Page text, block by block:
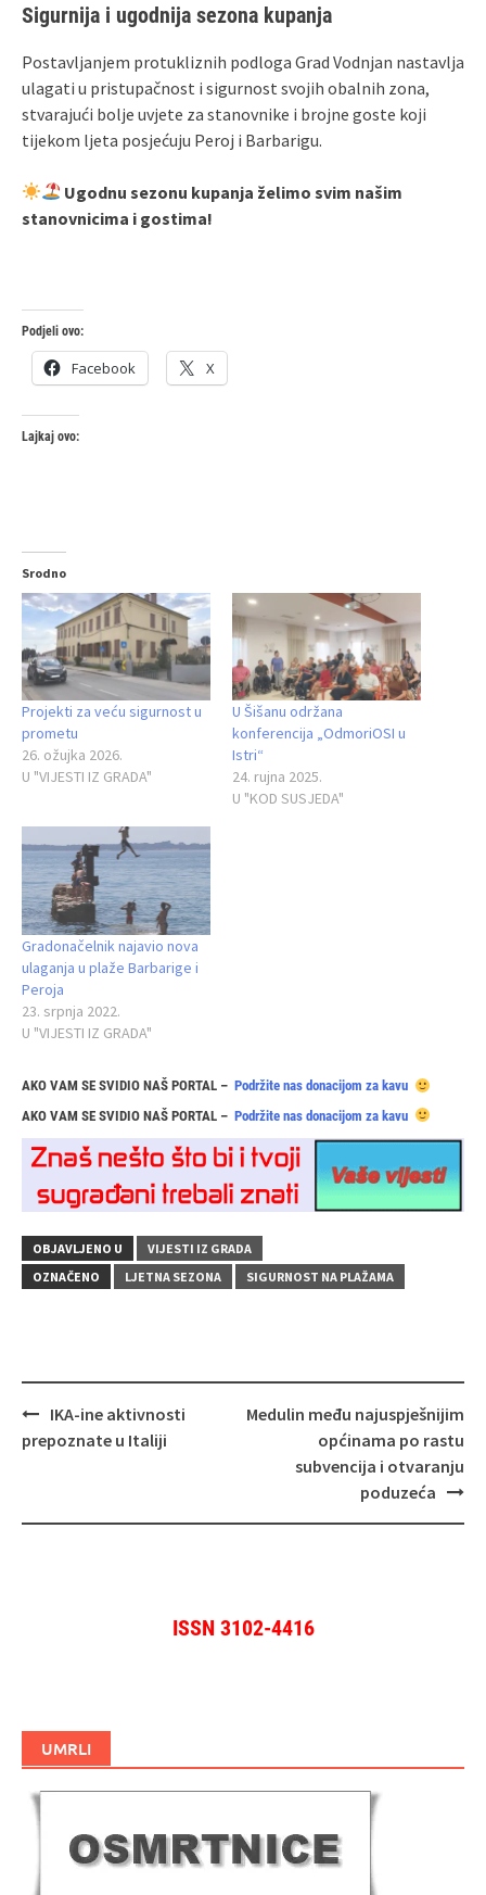
Sigurnija i ugodnija sezona kupanja
Postavljanjem protukliznih podloga Grad Vodnjan nastavlja
ulagati u pristupačnost i sigurnost svojih obalnih zona,
stvarajući bolje uvjete za stanovnike i brojne goste koji
tijekom ljeta posjećuju Peroj i Barbarigu.
Ugodnu sezonu kupanja želimo svim našim
stanovnicima i gostima!
Podjeli ovo:
Facebook X
Lajkaj ovo:
Srodno
Projekti za veću sigurnost u
prometu
26. ožujka 2026.
U "VIJESTI IZ GRADA"
U Šišanu održana
konferencija „OdmoriOSI u
Istri“
24. rujna 2025.
U "KOD SUSJEDA"
Gradonačelnik najavio nova
ulaganja u plaže Barbarige i
Peroja
23. srpnja 2022.
U "VIJESTI IZ GRADA"
AKO VAM SE SVIDIO NAŠ PORTAL – Podržite nas donacijom za kavu
AKO VAM SE SVIDIO NAŠ PORTAL – Podržite nas donacijom za kavu
OBJAVLJENO U
VIJESTI IZ GRADA
OZNAČENO
LJETNA SEZONA SIGURNOST NA PLAŽAMA
Navigacija
objava
IKA-ine aktivnosti
prepoznate u Italiji
Medulin među najuspješnijim
općinama po rastu
subvencija i otvaranju
poduzeća
ISSN 3102-4416
UMRLI